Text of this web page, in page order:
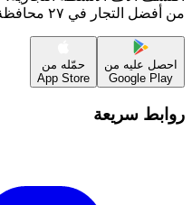
من أفضل التجار في ٢٧ محافظة.
احصل عليه من
Google Play
حمّله من
App Store
روابط سريعة